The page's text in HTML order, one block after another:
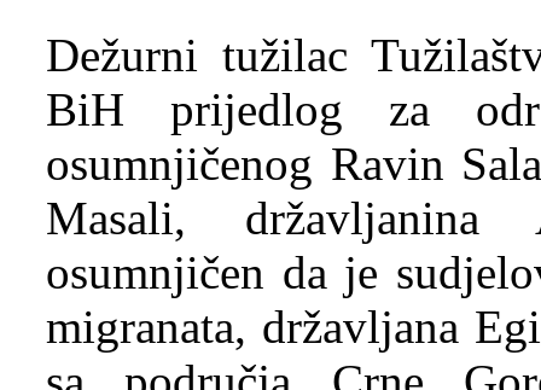
Dežurni tužilac
BiH prijedlog za
osumnjičenog Ravin
Masali, državljanina
osumnjičen da je
migranata, državljana